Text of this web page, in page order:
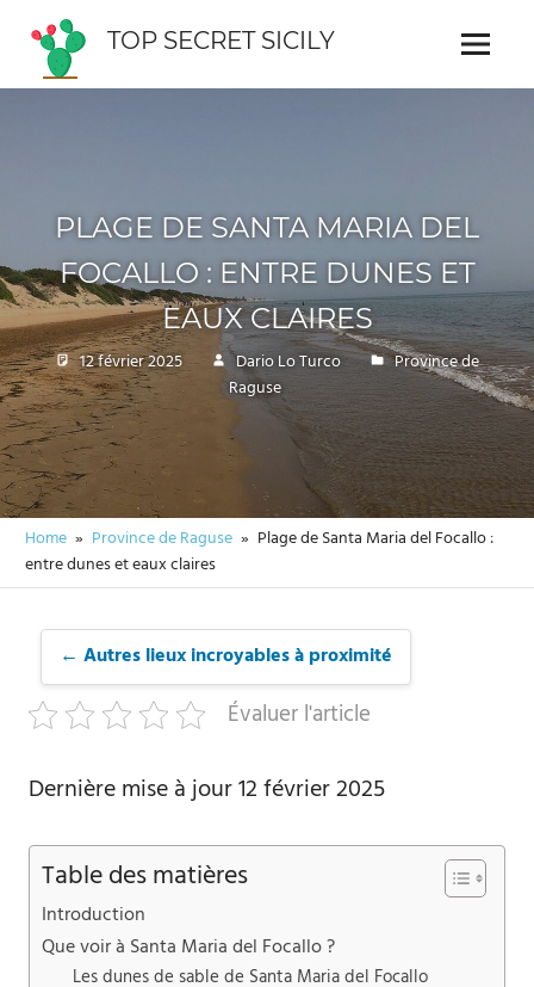
content
TOP SECRET SICILY
Guide
Menu
PLAGE DE SANTA MARIA DEL
FOCALLO : ENTRE DUNES ET
EAUX CLAIRES
12 février 2025 Dario Lo Turco
Province de
Raguse
Home Province de Raguse
Plage de Santa Maria del Focallo :
entre dunes et eaux claires
← Autres lieux incroyables à proximité
Évaluer l'article
Dernière mise à jour 12 février 2025
Table des matières
Introduction
Que voir à Santa Maria del Focallo ?
Les dunes de sable de Santa Maria del Focallo